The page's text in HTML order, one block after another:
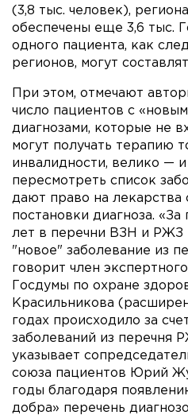
(3,8 тыс. человек),
обеспечены еще 3,6 тыс.
одного пациента, как
регионов, могут
При этом, отмечают
число пациентов с
диагнозами, которые не
могут получать терапию
инвалидности, велико —
пересмотреть список
дают право на лекарства
постановки диагноза. «За
лет в перечни ВЗН и РЖЗ
"новое" заболевание из
говорит член
Госдумы по охране
Красильникова
годах происходило за
заболеваний из перечня
указывает
союза пациентов Юрий
годы благодаря
добра» перечень